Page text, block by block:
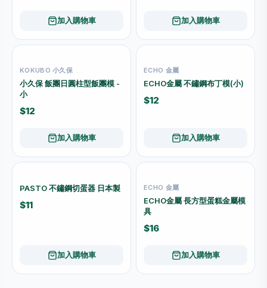
加入購物車 加入購物車
KOKUBO 小久保
小久保 飯團日圓柱型飯團模 -
小
$12
加入購物車
ECHO 金屬
ECHO金屬 不鏽鋼布丁模(小)
$12
加入購物車
PASTO 不鏽鋼切蛋器 日本製
$11
加入購物車
ECHO 金屬
ECHO金屬 長方型蛋糕金屬模
具
$16
加入購物車